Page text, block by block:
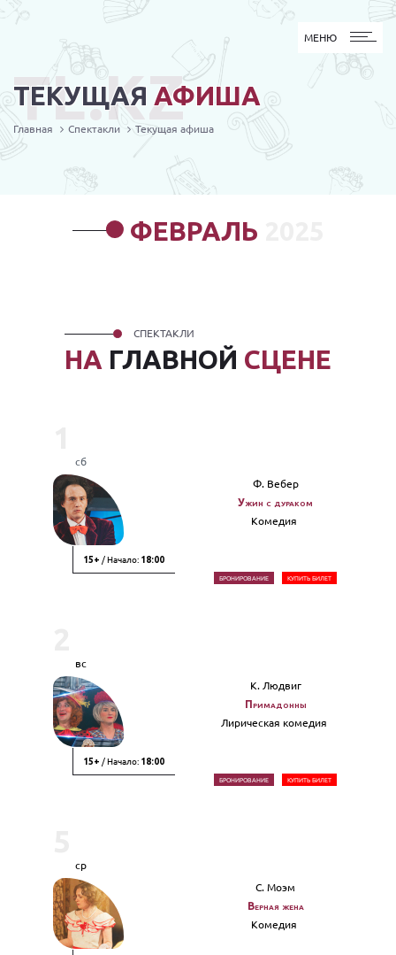
МЕНЮ
МЕНЮ
ТЕКУЩАЯ АФИША
TL.KZ
Главная Спектакли Текущая афиша
ФЕВРАЛЬ
НА ГЛАВНОЙ СЦЕНЕ
СПЕКТАКЛИ
сб
15+ / Начало: 18:00
Ф. Вебер
Ужин с дураком
Комедия
БРОНИРОВАНИЕ КУПИТЬ БИЛЕТ
вс
15+ / Начало: 18:00
К. Людвиг
Примадонны
Лирическая комедия
БРОНИРОВАНИЕ КУПИТЬ БИЛЕТ
ср
С. Моэм
Верная жена
Комедия